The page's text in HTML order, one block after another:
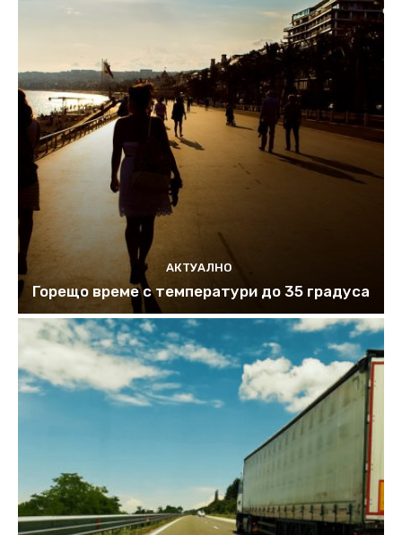
АКТУАЛНО
Горещо време с температури до 35 градуса